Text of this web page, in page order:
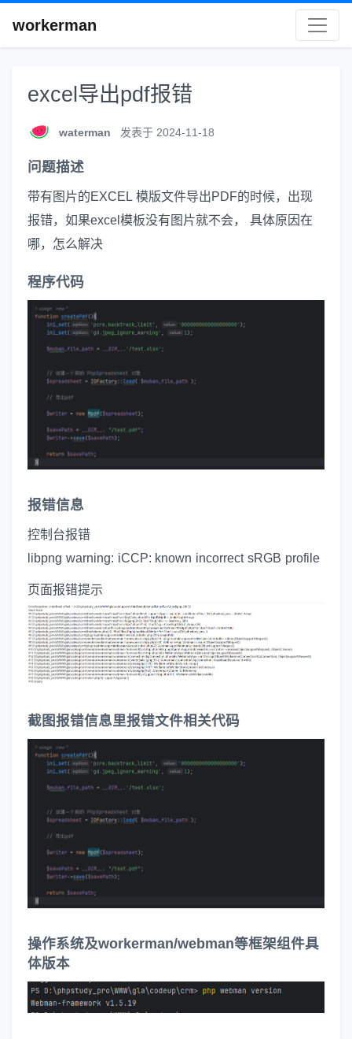
workerman
excel导出pdf报错
waterman 发表于 2024-11-18
问题描述
带有图片的EXCEL 模版文件导出PDF的时候，出现
报错，如果excel模板没有图片就不会， 具体原因在
哪，怎么解决
程序代码
报错信息
控制台报错
libpng warning: iCCP: known incorrect sRGB profile
页面报错提示
截图报错信息里报错文件相关代码
操作系统及workerman/webman等框架组件具
体版本